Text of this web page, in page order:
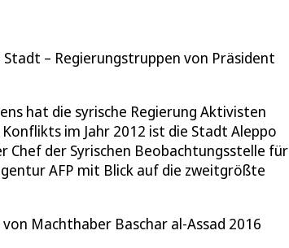
– Regierungstruppen von Präsident
hat die syrische Regierung Aktivisten
im Jahr 2012 ist die Stadt Aleppo
der Syrischen Beobachtungsstelle für
AFP mit Blick auf die zweitgrößte
Machthaber Baschar al-Assad 2016